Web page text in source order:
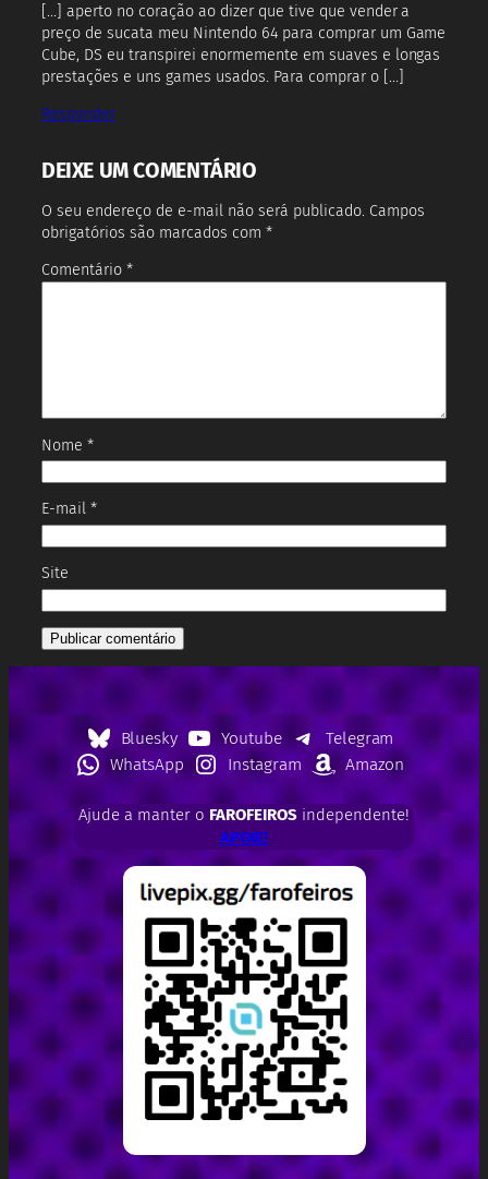
[…] aperto no coração ao dizer que tive que vender a
preço de sucata meu Nintendo 64 para comprar um Game
Cube, DS eu transpirei enormemente em suaves e longas
prestações e uns games usados. Para comprar o […]
Responder
DEIXE UM COMENTÁRIO
O seu endereço de e-mail não será publicado. Campos
obrigatórios são marcados com *
Comentário *
Nome *
E-mail *
Site
Bluesky Youtube
Telegram
WhatsApp
Instagram Amazon
Ajude a manter o FAROFEIROSindependente!
APOIE!